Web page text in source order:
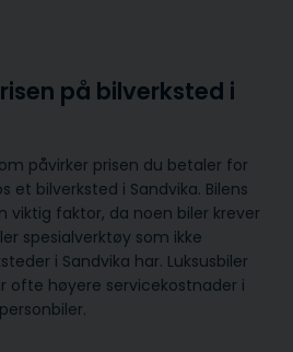
på bilverksted i
påvirker prisen du betaler for
et bilverksted i Sandvika. Bilens
viktig faktor, da noen biler krever
spesialverktøy som ikke
i Sandvika har. Luksusbiler
ofte høyere servicekostnader i